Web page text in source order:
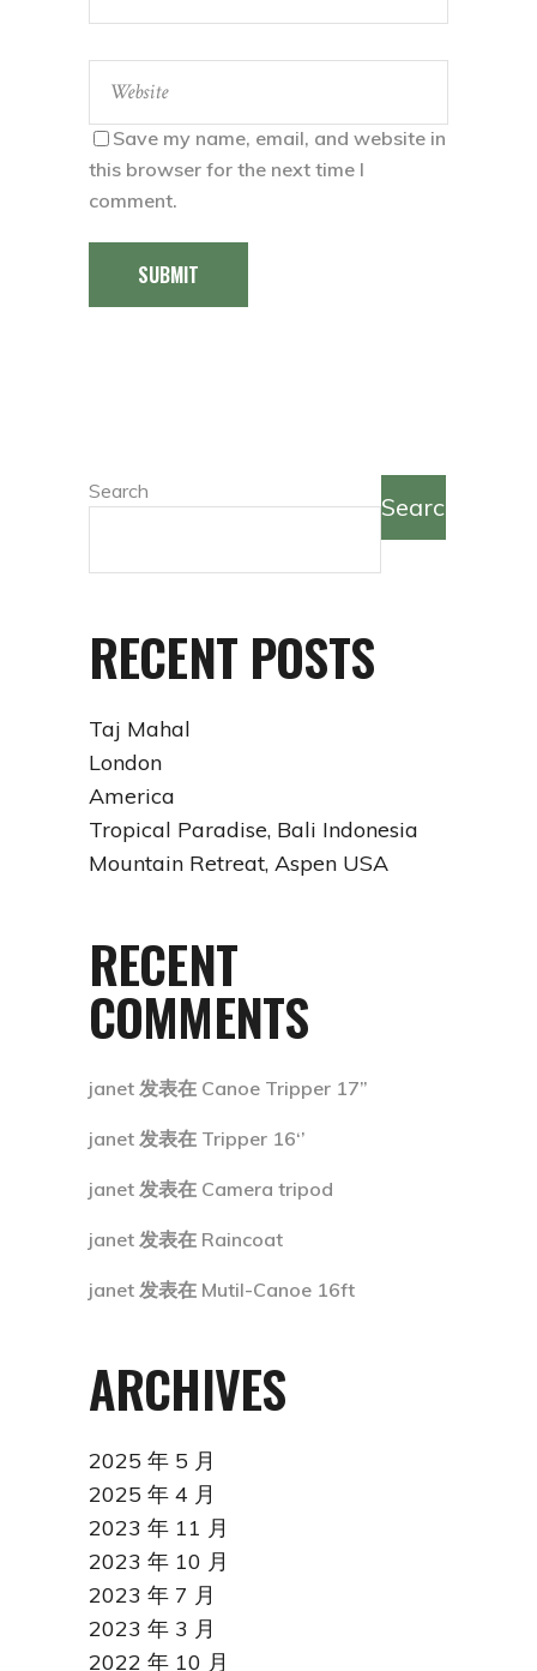
Save my name, email, and website in
this browser for the next time I
comment.
SUBMIT
Search
Search
RECENT POSTS
Taj Mahal
London
America
Tropical Paradise, Bali Indonesia
Mountain Retreat, Aspen USA
RECENT
COMMENTS
janet 发表在 Canoe Tripper 17”
janet 发表在 Tripper 16‘’
janet 发表在 Camera tripod
janet 发表在 Raincoat
janet 发表在 Mutil-Canoe 16ft
ARCHIVES
2025 年 5 月
2025 年 4 月
2023 年 11 月
2023 年 10 月
2023 年 7 月
2023 年 3 月
2022 年 10 月